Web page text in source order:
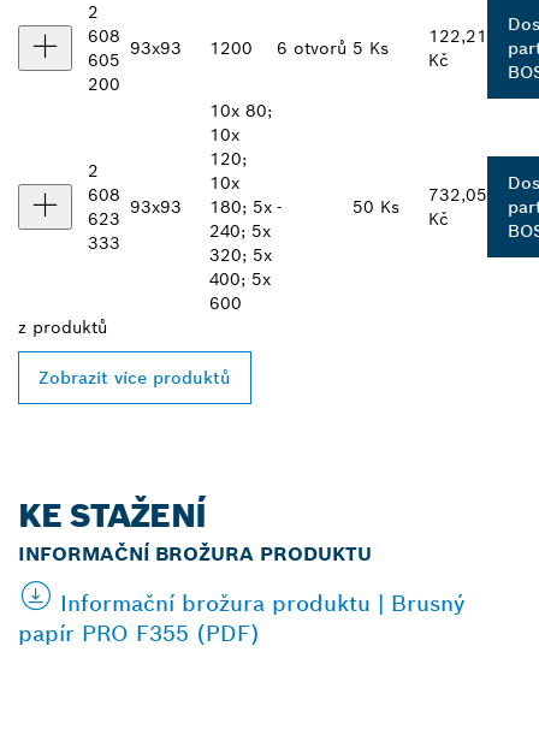
2
608
605
200
93x93 1200 6 otvorů 5 Ks
122,21
Kč
2
608
623
333
93x93
10x 80;
10x
120;
10x
180; 5x
240; 5x
320; 5x
400; 5x
600
- 50 Ks
732,05
Kč
z produktů
Zobrazit více produktů
KE STAŽENÍ
INFORMAČNÍ BROŽURA PRODUKTU
Informační brožura produktu | Brusný
papír PRO F355 (PDF)